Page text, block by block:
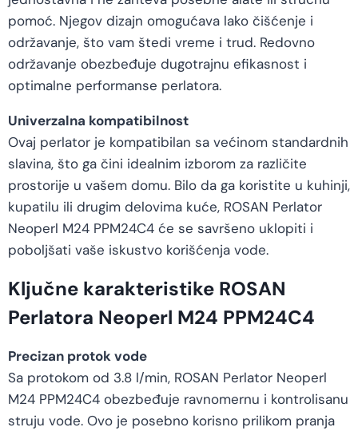
pomoć. Njegov dizajn omogućava lako čišćenje i
održavanje, što vam štedi vreme i trud. Redovno
održavanje obezbeđuje dugotrajnu efikasnost i
optimalne performanse perlatora.
Univerzalna kompatibilnost
Ovaj perlator je kompatibilan sa većinom standardnih
slavina, što ga čini idealnim izborom za različite
prostorije u vašem domu. Bilo da ga koristite u kuhinji,
kupatilu ili drugim delovima kuće, ROSAN Perlator
Neoperl M24 PPM24C4 će se savršeno uklopiti i
poboljšati vaše iskustvo korišćenja vode.
Ključne karakteristike ROSAN
Perlatora Neoperl M24 PPM24C4
Precizan protok vode
Sa protokom od 3.8 l/min, ROSAN Perlator Neoperl
M24 PPM24C4 obezbeđuje ravnomernu i kontrolisanu
struju vode. Ovo je posebno korisno prilikom pranja